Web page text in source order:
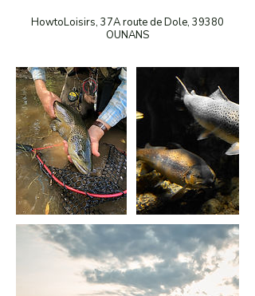
HowtoLoisirs, 37A route de Dole, 39380
OUNANS